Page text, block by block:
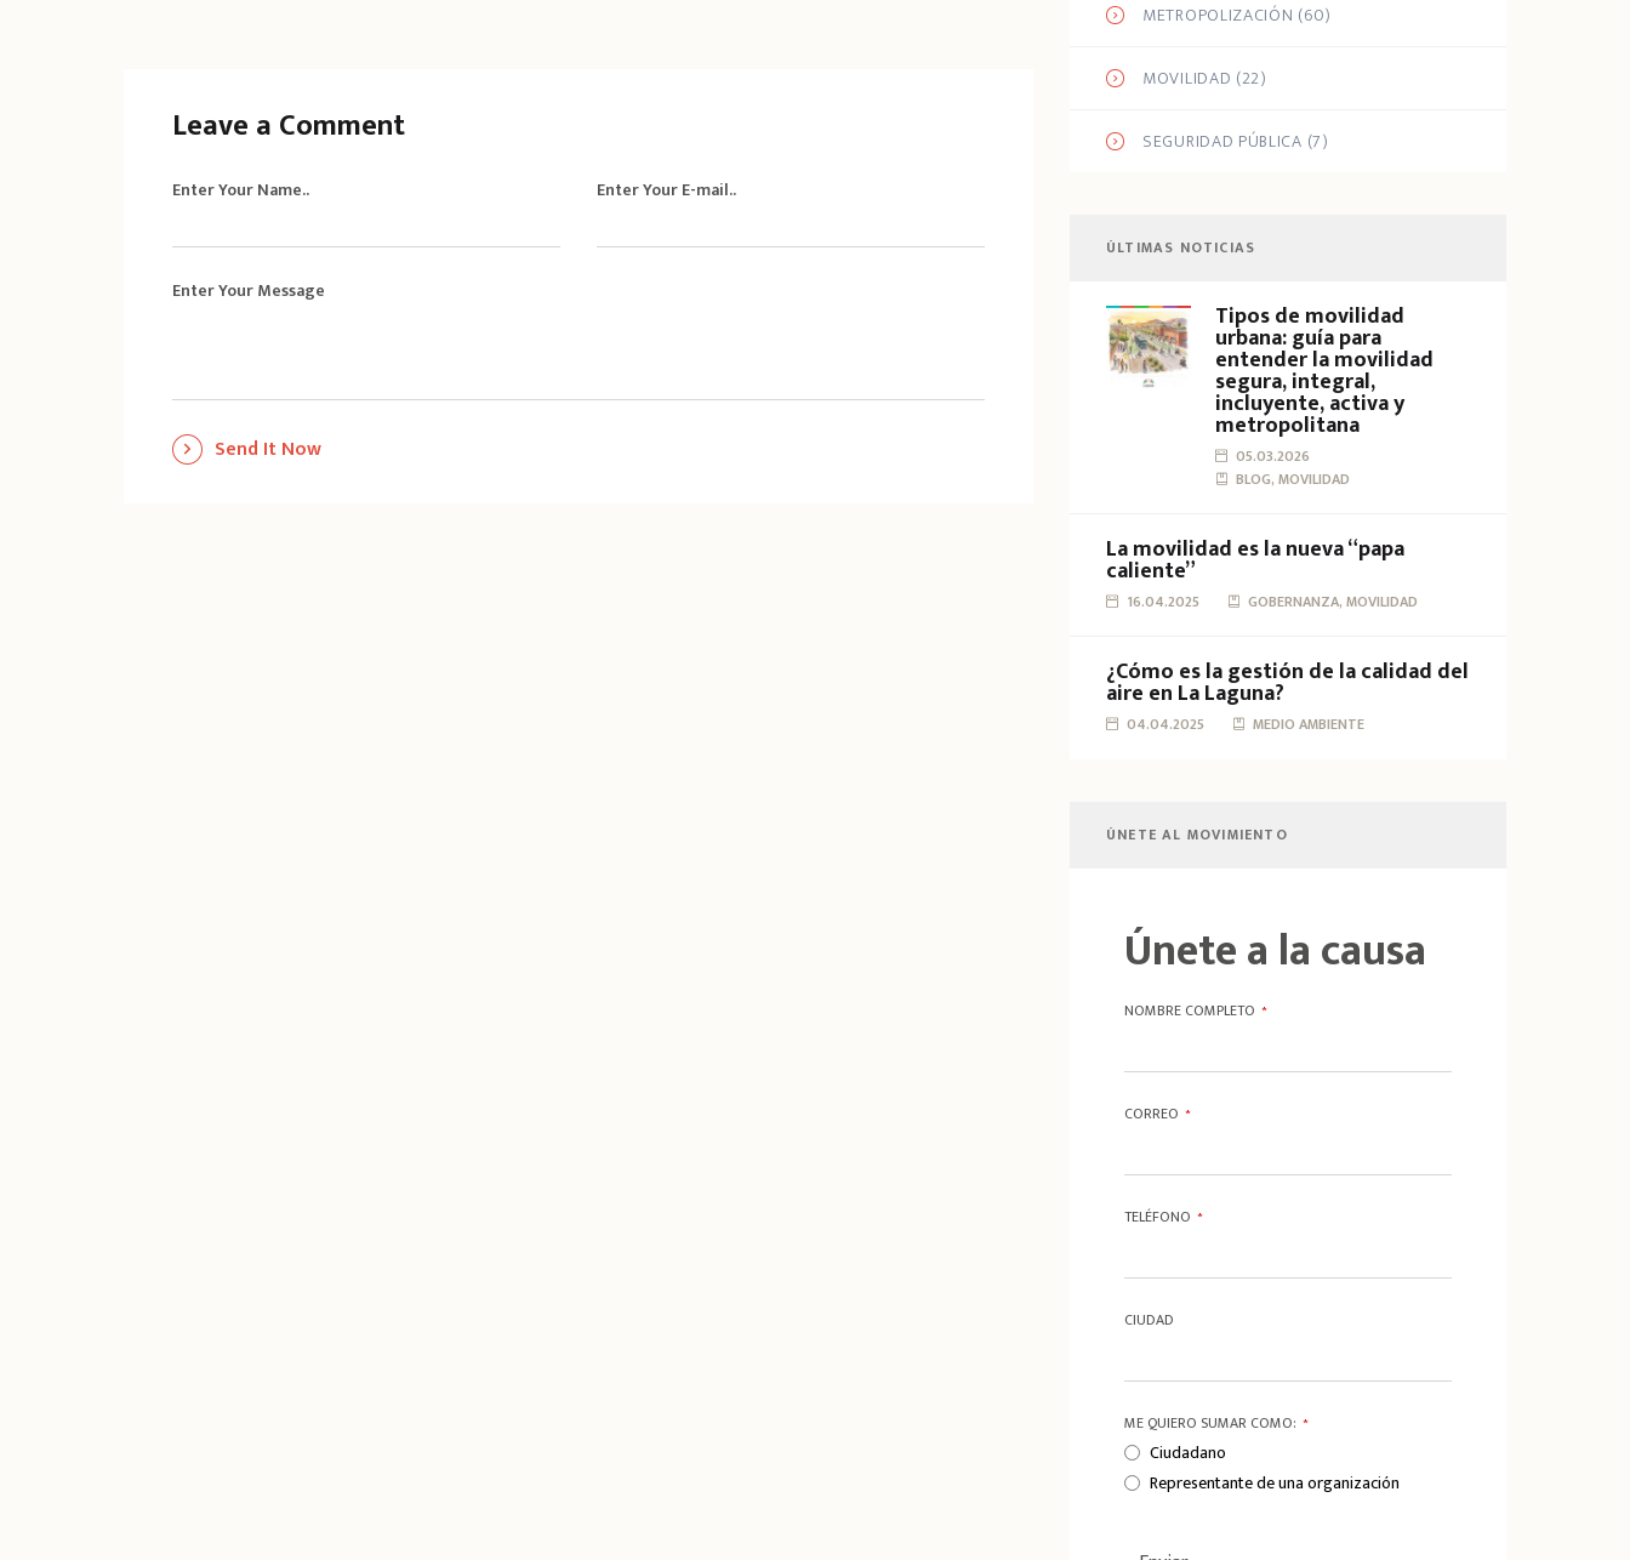
Leave a Comment
Enter Your Name.. Enter Your E-mail..
Enter Your Message
Send It Now
METROPOLIZACIÓN (60)
MOVILIDAD (22)
SEGURIDAD PÚBLICA (7)
ÚLTIMAS NOTICIAS
Tipos de movilidad
urbana: guía para
entender la movilidad
segura, integral,
incluyente, activa y
metropolitana
05.03.2026
BLOG, MOVILIDAD
La movilidad es la nueva “papa
caliente”
16.04.2025 GOBERNANZA, MOVILIDAD
¿Cómo es la gestión de la calidad del
aire en La Laguna?
04.04.2025 MEDIO AMBIENTE
ÚNETE AL MOVIMIENTO
Únete a la causa
NOMBRE COMPLETO *
CORREO *
TELÉFONO *
CIUDAD
ME QUIERO SUMAR COMO: *
Ciudadano
Representante de una organización